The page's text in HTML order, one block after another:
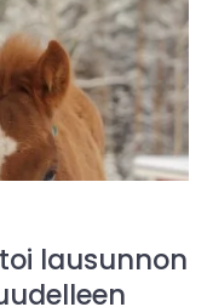
lausunnon